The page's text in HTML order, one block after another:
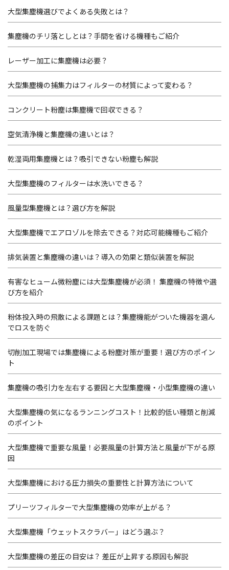
大型集塵機選びでよくある失敗とは？
集塵機のチリ落としとは？手間を省ける機種もご紹介
レーザー加工に集塵機は必要？
大型集塵機の捕集力はフィルターの材質によって変わる？
コンクリート粉塵は集塵機で回収できる？
空気清浄機と集塵機の違いとは？
乾湿両用集塵機とは？吸引できない粉塵も解説
大型集塵機のフィルターは水洗いできる？
風量型集塵機とは？選び方を解説
大型集塵機でエアロゾルを除去できる？対応可能機種もご紹介
排気装置と集塵機の違いは？導入の効果と類似装置を解説
有害なヒューム微粉塵には大型集塵機が必須！ 集塵機の特徴や選
び方を紹介
粉体投入時の飛散による課題とは？集塵機能がついた機器を選ん
でロスを防ぐ
切削加工現場では集塵機による粉塵対策が重要！選び方のポイン
ト
集塵機の吸引力を左右する要因と大型集塵機・小型集塵機の違い
大型集塵機の気になるランニングコスト！比較的低い種類と削減
のポイント
大型集塵機で重要な風量！必要風量の計算方法と風量が下がる原
因
大型集塵機における圧力損失の重要性と計算方法について
プリーツフィルターで大型集塵機の効率が上がる？
大型集塵機「ウェットスクラバー」はどう選ぶ？
大型集塵機の差圧の目安は？ 差圧が上昇する原因も解説